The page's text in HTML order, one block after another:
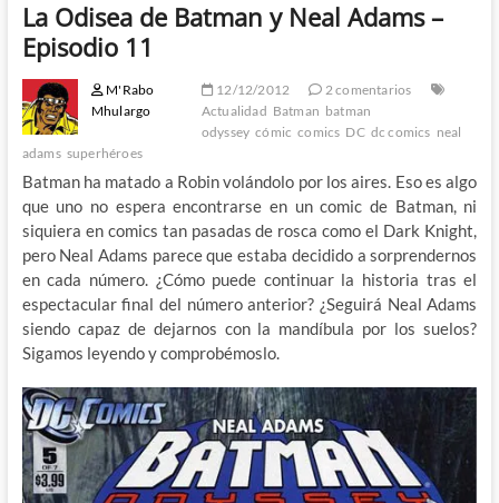
La Odisea de Batman y Neal Adams –
Episodio 11
M'Rabo
Mhulargo
12/12/2012
2 comentarios
Actualidad Batman batman
odyssey cómic comics DC dc comics neal
adams superhéroes
Batman ha matado a Robin volándolo por los aires. Eso es algo
que uno no espera encontrarse en un comic de Batman, ni
siquiera en comics tan pasadas de rosca como el Dark Knight,
pero Neal Adams parece que estaba decidido a sorprendernos
en cada número. ¿Cómo puede continuar la historia tras el
espectacular final del número anterior? ¿Seguirá Neal Adams
siendo capaz de dejarnos con la mandíbula por los suelos?
Sigamos leyendo y comprobémoslo.